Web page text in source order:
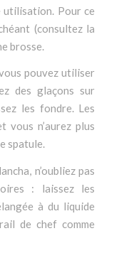
utilisation. Pour ce
(consultez la
brosse.
pouvez utiliser
des glaçons sur
les fondre. Les
vous n’aurez plus
spatule.
n’oubliez pas
: laissez les
à du liquide
de chef comme